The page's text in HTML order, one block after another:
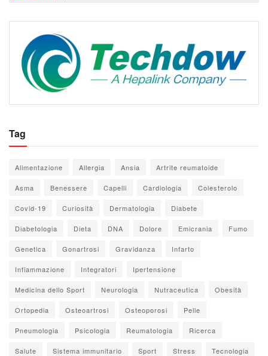
Tag
Alimentazione Allergia Ansia Artrite reumatoide
Asma Benessere Capelli Cardiologia Colesterolo
Covid-19 Curiosità Dermatologia Diabete
Diabetologia Dieta DNA Dolore Emicrania Fumo
Genetica Gonartrosi Gravidanza Infarto
Infiammazione Integratori Ipertensione
Medicina dello Sport Neurologia Nutraceutica Obesità
Ortopedia Osteoartrosi Osteoporosi Pelle
Pneumologia Psicologia Reumatologia Ricerca
Salute Sistema immunitario Sport Stress Tecnologia